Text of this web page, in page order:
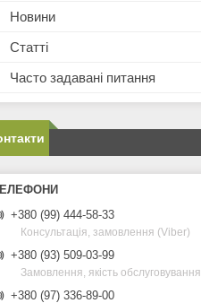
Новини
Статті
Часто задавані питання
+380 (99) 444-58-33
Консультація, замовлення (Viber)
+380 (93) 509-03-99
Замовлення, якість обслуговування
+380 (97) 336-89-00